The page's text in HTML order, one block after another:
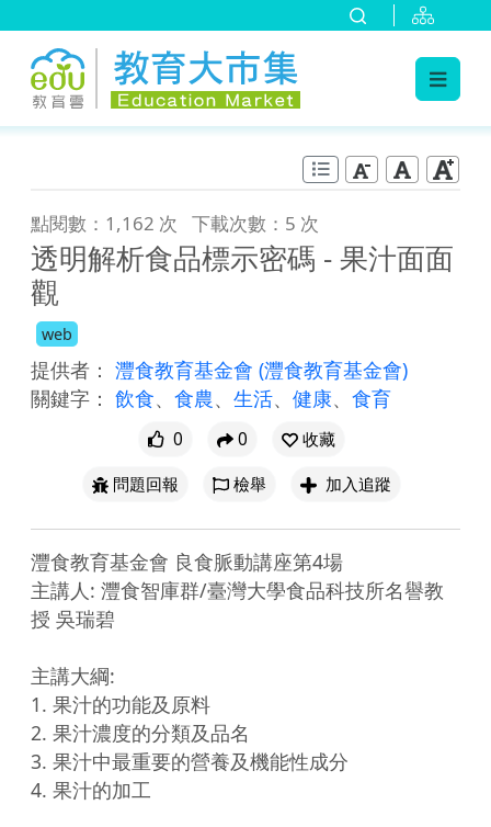
點閱數：1,162 次 下載次數：5 次
透明解析食品標示密碼 - 果汁面面
觀
web
提供者： 灃食教育基金會 (灃食教育基金會)
關鍵字： 飲食、 食農、 生活、 健康、 食育
0 0
收藏
問題回報
檢舉 加入追蹤
灃食教育基金會 良食脈動講座第4場
主講人: 灃食智庫群/臺灣大學食品科技所名譽教
授 吳瑞碧
主講大綱:
1. 果汁的功能及原料
2. 果汁濃度的分類及品名
3. 果汁中最重要的營養及機能性成分
4. 果汁的加工